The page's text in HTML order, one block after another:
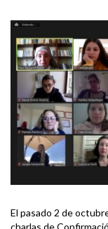
El pasado 2 de
charlas de